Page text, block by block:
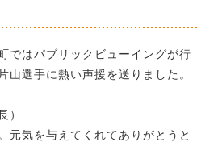
ではパブリックビューイングが行
山選手に熱い声援を送りました。
）
元気を与えてくれてありがとうと